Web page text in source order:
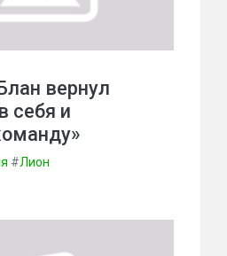
вернул
себя и
#Лион